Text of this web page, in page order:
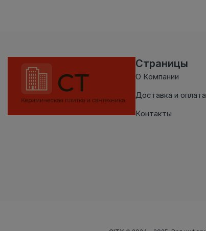
Страницы
О Компании
Доставка и оплата
Контакты